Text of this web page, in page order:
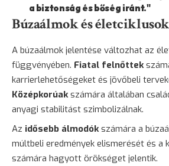
a biztonság és bőség iránt."
Búzaálmok és életciklusok
A búzaálmok jelentése változhat az
függvényében. Fiatal felnőttek
karrierlehetőségeket és jövőbeli
Középkorúakszámára általában
anyagi stabilitást szimbolizálnak.
Az idősebb álmodókszámára a
múltbeli eredmények elismerését és a
számára hagyott örökséget jelentik.